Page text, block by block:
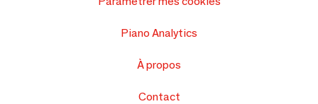
Piano Analytics
À propos
Contact